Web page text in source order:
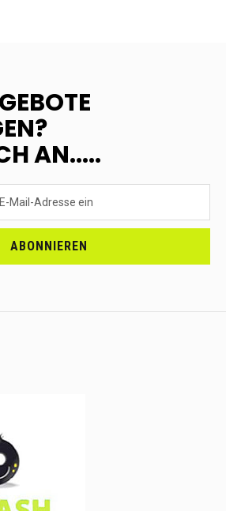
AN.....
ABONNIEREN